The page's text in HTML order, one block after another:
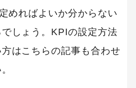
めればよいか分からない
しょう。KPIの設定方法
はこちらの記事も合わせ